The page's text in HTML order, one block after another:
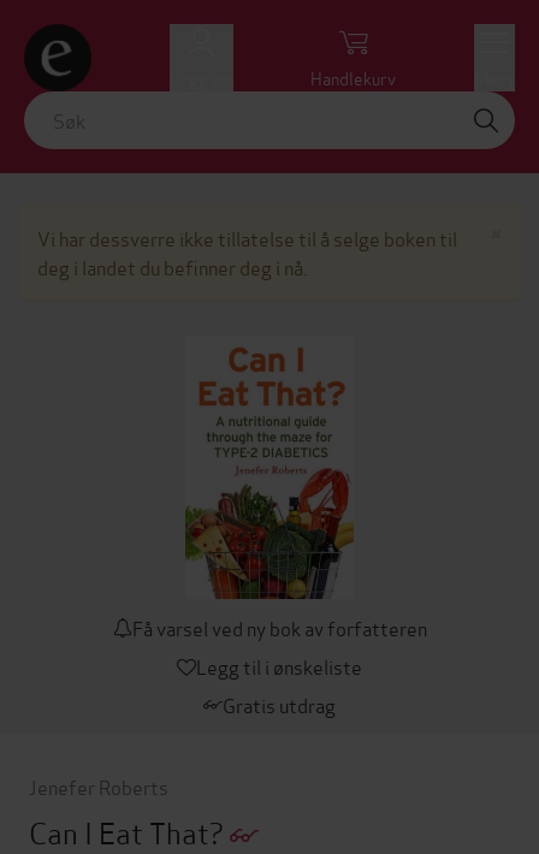
Handlekurv
Vi har dessverre ikke tillatelse til å selge boken til
deg i landet du befinner deg i nå.
Få varsel ved ny bok av forfatteren
Legg til i ønskeliste
Gratis utdrag
Jenefer Roberts
Can I Eat That?